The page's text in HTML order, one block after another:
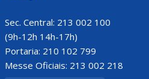
Sec. Central: 213 002 100
(9h-12h 14h-17h)
Portaria: 210 102 799
Messe Oficiais: 213 002 218